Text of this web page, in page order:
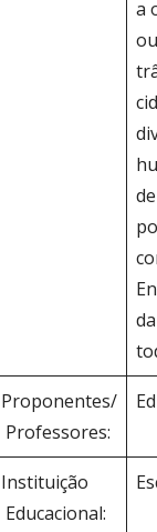
a
Proponentes/
Professores:
Instituição
Educacional: